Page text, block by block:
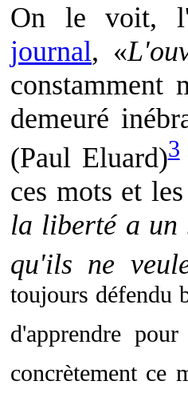
On le voit,
journal, «
constamment
demeuré
(Paul Eluard)3
ces mots et
la liberté a un
qu'ils ne
toujours défendu
d'apprendre
concrètement ce